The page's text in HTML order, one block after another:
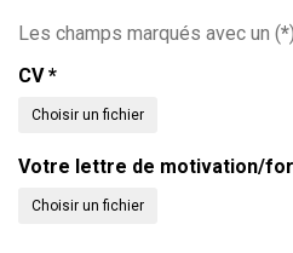
Les champs marqués avec un (*
CV *
Choisir un fichier
Votre lettre de motivation/
Choisir un fichier